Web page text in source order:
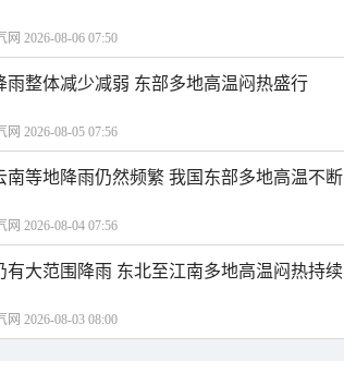
网 2026-08-06 07:50
雨整体减少减弱 东部多地高温闷热盛行
网 2026-08-05 07:56
南等地降雨仍然频繁 我国东部多地高温不断
网 2026-08-04 07:56
有大范围降雨 东北至江南多地高温闷热持续
网 2026-08-03 08:00